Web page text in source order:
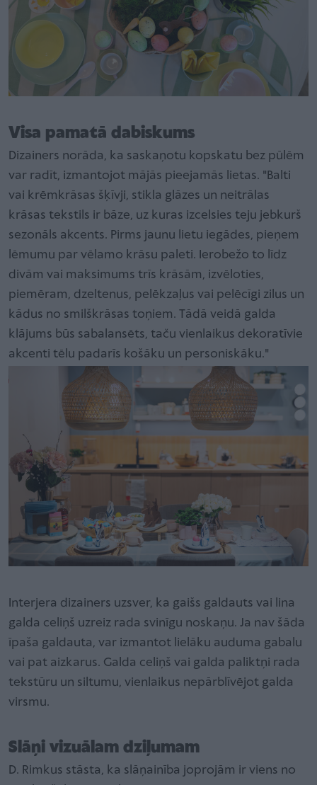
Visa pamatā dabiskums
Dizainers norāda, ka saskaņotu kopskatu bez pūlēm
var radīt, izmantojot mājās pieejamās lietas. "Balti
vai krēmkrāsas šķīvji, stikla glāzes un neitrālas
krāsas tekstils ir bāze, uz kuras izcelsies teju jebkurš
sezonāls akcents. Pirms jaunu lietu iegādes, pieņem
lēmumu par vēlamo krāsu paleti. Ierobežo to līdz
divām vai maksimums trīs krāsām, izvēloties,
piemēram, dzeltenus, pelēkzaļus vai pelēcīgi zilus un
kādus no smilškrāsas toņiem. Tādā veidā galda
klājums būs sabalansēts, taču vienlaikus dekoratīvie
akcenti tēlu padarīs košāku un personiskāku."
Interjera dizainers uzsver, ka gaišs galdauts vai lina
galda celiņš uzreiz rada svinīgu noskaņu. Ja nav šāda
īpaša galdauta, var izmantot lielāku auduma gabalu
vai pat aizkarus. Galda celiņš vai galda paliktņi rada
tekstūru un siltumu, vienlaikus nepārblīvējot galda
virsmu.
Slāņi vizuālam dziļumam
D. Rimkus stāsta, ka slāņainība joprojām ir viens no